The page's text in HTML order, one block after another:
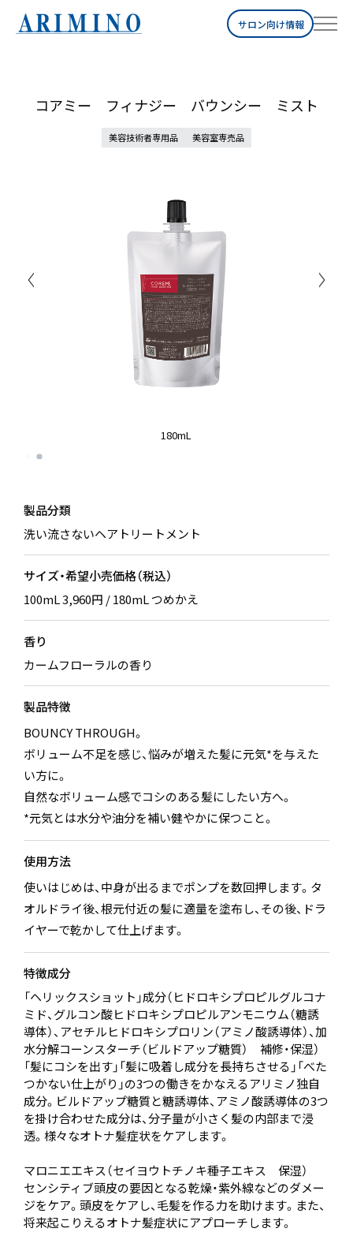
サロン向け情報
コアミー フィナジー バウンシー ミスト
美容技術者専用品 美容室専売品
180mL
製品分類
洗い流さないヘアトリートメント
サイズ・希望小売価格（税込）
100mL 3,960円 / 180mL つめかえ
香り
カームフローラルの香り
製品特徴
BOUNCY THROUGH。
ボリューム不足を感じ、悩みが増えた髪に元気*を与えた
い方に。
自然なボリューム感でコシのある髪にしたい方へ。
*元気とは水分や油分を補い健やかに保つこと。
使用方法
使いはじめは、中身が出るまでポンプを数回押します。タ
オルドライ後、根元付近の髪に適量を塗布し、その後、ドラ
イヤーで乾かして仕上げます。
特徴成分
「ヘリックスショット」成分（ヒドロキシプロピルグルコナ
ミド、グルコン酸ヒドロキシプロピルアンモニウム（糖誘
導体）、アセチルヒドロキシプロリン（アミノ酸誘導体）、加
水分解コーンスターチ（ビルドアップ糖質） 補修・保湿）
「髪にコシを出す」「髪に吸着し成分を長持ちさせる」「べた
つかない仕上がり」の3つの働きをかなえるアリミノ独自
成分。ビルドアップ糖質と糖誘導体、アミノ酸誘導体の3つ
を掛け合わせた成分は、分子量が小さく髪の内部まで浸
透。様々なオトナ髪症状をケアします。
マロニエエキス（セイヨウトチノキ種子エキス 保湿）
センシティブ頭皮の要因となる乾燥・紫外線などのダメー
ジをケア。頭皮をケアし、毛髪を作る力を助けます。また、
将来起こりえるオトナ髪症状にアプローチします。